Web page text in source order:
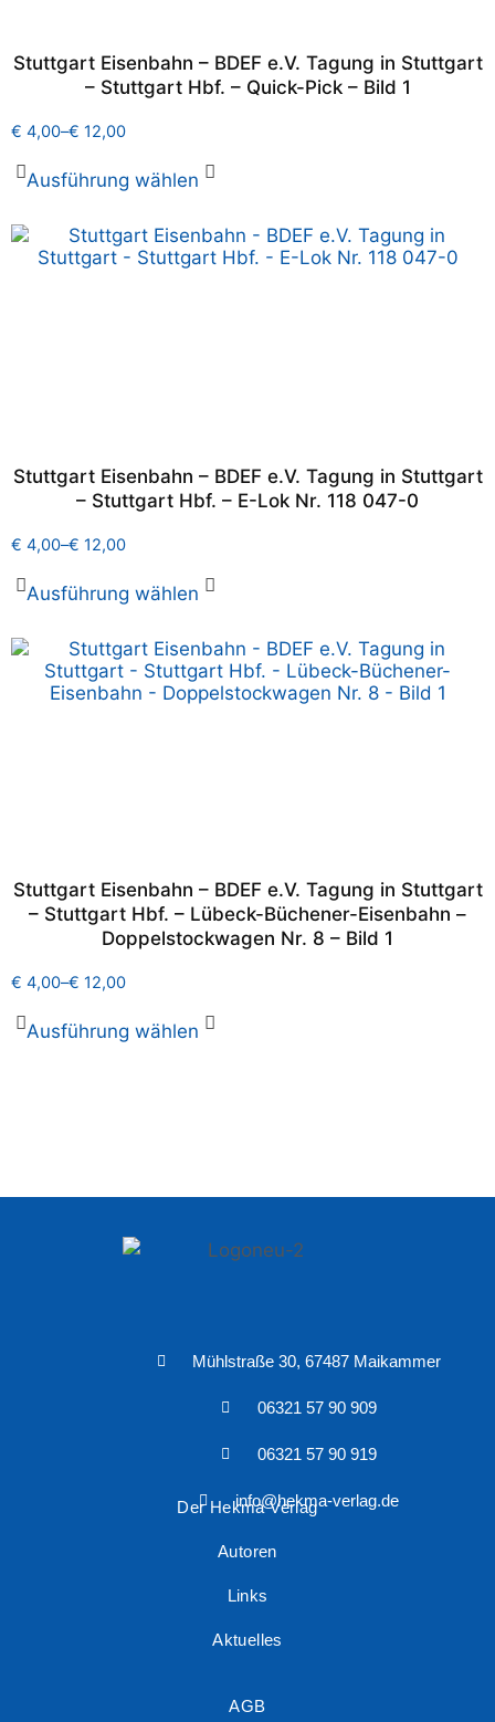
Stuttgart Eisenbahn – BDEF e.V. Tagung in Stuttgart
– Stuttgart Hbf. – Quick-Pick – Bild 1
€ 4,00–€ 12,00
Ausführung wählen
Stuttgart Eisenbahn – BDEF e.V. Tagung in Stuttgart
– Stuttgart Hbf. – E-Lok Nr. 118 047-0
€ 4,00–€ 12,00
Ausführung wählen
Stuttgart Eisenbahn – BDEF e.V. Tagung in Stuttgart
– Stuttgart Hbf. – Lübeck-Büchener-Eisenbahn –
Doppelstockwagen Nr. 8 – Bild 1
€ 4,00–€ 12,00
Ausführung wählen
Mühlstraße 30, 67487 Maikammer
06321 57 90 909
06321 57 90 919
info@hekma-verlag.de
Der Hekma Verlag
Autoren
Links
Aktuelles
AGB